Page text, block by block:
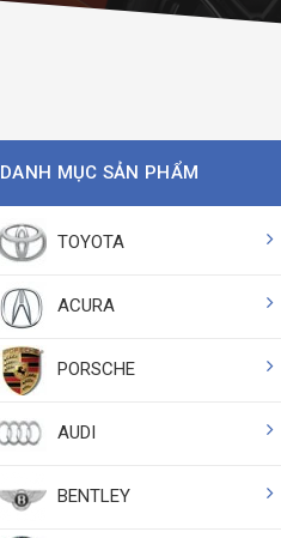
DANH MỤC SẢN PHẨM
TOYOTA
ACURA
PORSCHE
AUDI
BENTLEY